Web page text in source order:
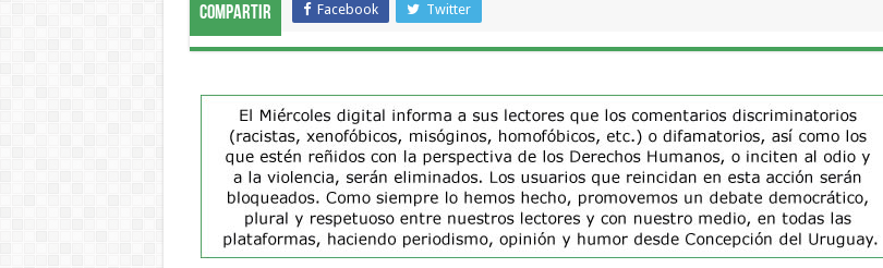
Compartir Facebook Twitter